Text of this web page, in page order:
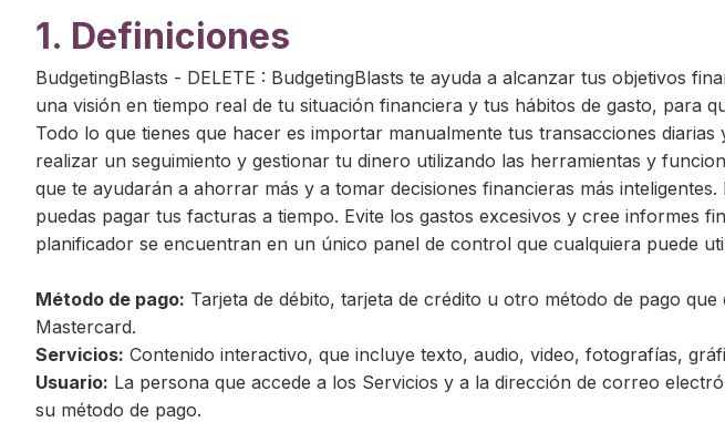
1. Definiciones
BudgetingBlasts - DELETE : BudgetingBlasts te ayuda a alcanzar tus objetivos
una visión en tiempo real de tu situación financiera y tus hábitos de gasto,
Todo lo que tienes que hacer es importar manualmente tus transacciones
realizar un seguimiento y gestionar tu dinero utilizando las herramientas y
que te ayudarán a ahorrar más y a tomar decisiones financieras más
puedas pagar tus facturas a tiempo. Evite los gastos excesivos y cree informes
planificador se encuentran en un único panel de control que cualquiera puede
Método de pago: Tarjeta de débito, tarjeta de crédito u otro método de pago
Mastercard.
Servicios: Contenido interactivo, que incluye texto, audio, video, fotografías,
Usuario: La persona que accede a los Servicios y a la dirección de correo
su método de pago.